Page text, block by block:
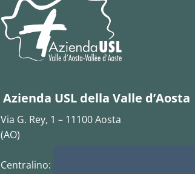
Azienda USL della Valle d’Aosta
Via G. Rey, 1 – 11100 Aosta
(AO)
Centralino: